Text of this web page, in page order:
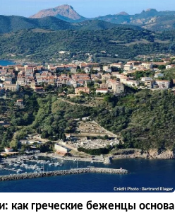
как греческие беженцы основа